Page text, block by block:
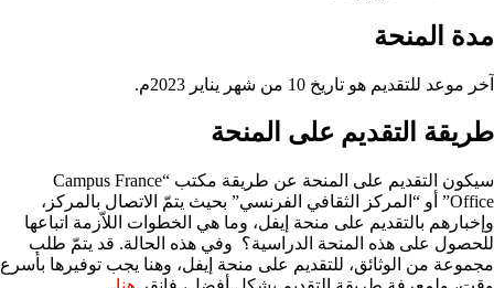
مدة المنحة
آخر موعد للتقديم هو تاريخ 10 من شهر يناير 2023م.
طريقة التقديم على المنحة
سيكون التقديم على المنحة عن طريقة مكتب “Campus France
Office” أو “المركز الثقافي الفرنسي” بحيث يتمّ الاتصال بالمركز،
وإخبارهم بالتقديم على منحة إيفل، وما هي الخطوات اللاّزمة اتباعها
للحصول على هذه المنحة الدراسية؟ وفي هذه الحالة. قد يتمّ طلب
مجموعة من الوثائق، للتقديم على منحة إيفل، وهنا يجب توفيرها بأسرع